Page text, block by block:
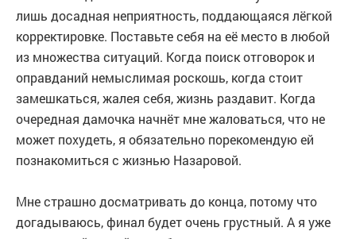
лишь досадная неприятность, поддающаяся лёгкой
корректировке. Поставьте себя на её место в любой
из множества ситуаций. Когда поиск отговорок и
оправданий немыслимая роскошь, когда стоит
замешкаться, жалея себя, жизнь раздавит. Когда
очередная дамочка начнёт мне жаловаться, что не
может похудеть, я обязательно порекомендую ей
познакомиться с жизнью Назаровой.
Мне страшно досматривать до конца, потому что
догадываюсь, финал будет очень грустный. А я уже